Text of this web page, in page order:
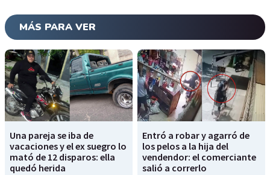
MÁS PARA VER
Una pareja se iba de
vacaciones y el ex suegro lo
mató de 12 disparos: ella
quedó herida
Entró a robar y agarró de
los pelos a la hija del
vendendor: el comerciante
salió a correrlo